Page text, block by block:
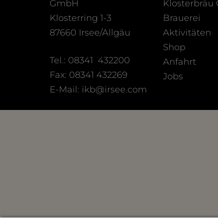
GmbH
Klosterring 1-3
87660 Irsee/Allgäu
Tel.: 08341 432200
Fax: 08341 432269
E-Mail: ikb@irsee.com
Klosterbräu
Brauerei
Aktivitäten
Shop
Anfahrt
Jobs